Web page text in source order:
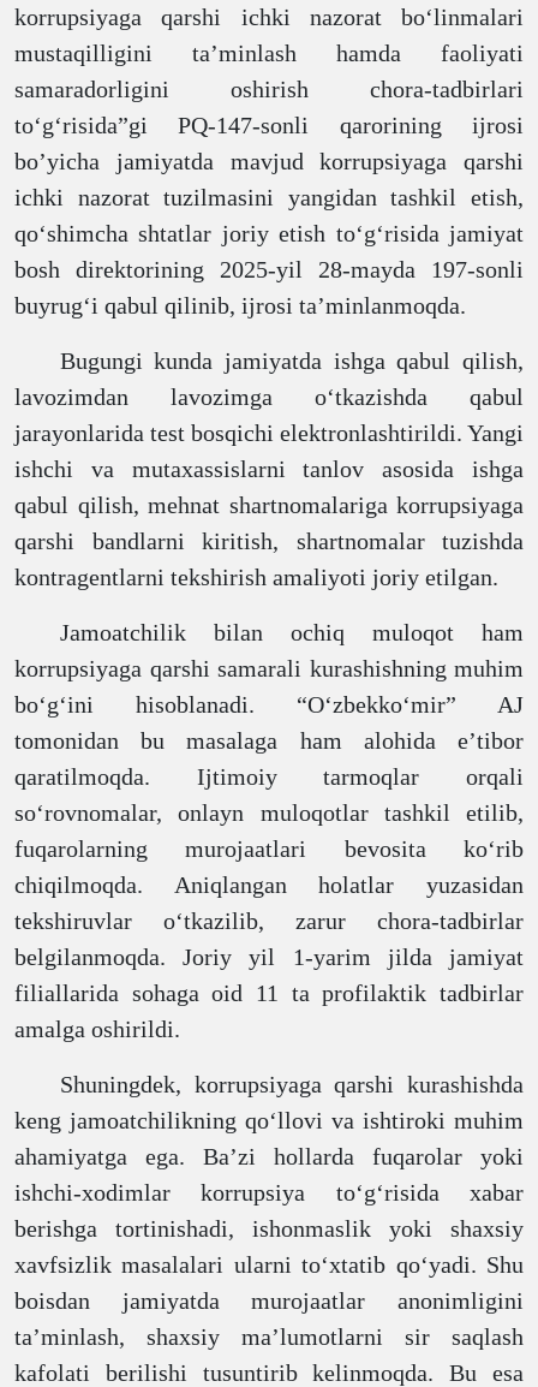
korrupsiyaga qarshi ichki nazorat bo‘linmalari
mustaqilligini ta’minlash hamda faoliyati
samaradorligini oshirish chora-tadbirlari
to‘g‘risida”gi PQ-147-sonli qarorining ijrosi
bo’yicha jamiyatda mavjud korrupsiyaga qarshi
ichki nazorat tuzilmasini yangidan tashkil etish,
qo‘shimcha shtatlar joriy etish to‘g‘risida jamiyat
bosh direktorining 2025-yil 28-mayda 197-sonli
buyrug‘i qabul qilinib, ijrosi ta’minlanmoqda.
Bugungi kunda jamiyatda ishga qabul qilish,
lavozimdan lavozimga o‘tkazishda qabul
jarayonlarida test bosqichi elektronlashtirildi. Yangi
ishchi va mutaxassislarni tanlov asosida ishga
qabul qilish, mehnat shartnomalariga korrupsiyaga
qarshi bandlarni kiritish, shartnomalar tuzishda
kontragentlarni tekshirish amaliyoti joriy etilgan.
Jamoatchilik bilan ochiq muloqot ham
korrupsiyaga qarshi samarali kurashishning muhim
bo‘g‘ini hisoblanadi. “O‘zbekko‘mir” AJ
tomonidan bu masalaga ham alohida e’tibor
qaratilmoqda. Ijtimoiy tarmoqlar orqali
so‘rovnomalar, onlayn muloqotlar tashkil etilib,
fuqarolarning murojaatlari bevosita ko‘rib
chiqilmoqda. Aniqlangan holatlar yuzasidan
tekshiruvlar o‘tkazilib, zarur chora-tadbirlar
belgilanmoqda. Joriy yil 1-yarim jilda jamiyat
filiallarida sohaga oid 11 ta profilaktik tadbirlar
amalga oshirildi.
Shuningdek, korrupsiyaga qarshi kurashishda
keng jamoatchilikning qo‘llovi va ishtiroki muhim
ahamiyatga ega. Ba’zi hollarda fuqarolar yoki
ishchi-xodimlar korrupsiya to‘g‘risida xabar
berishga tortinishadi, ishonmaslik yoki shaxsiy
xavfsizlik masalalari ularni to‘xtatib qo‘yadi. Shu
boisdan jamiyatda murojaatlar anonimligini
ta’minlash, shaxsiy ma’lumotlarni sir saqlash
kafolati berilishi tusuntirib kelinmoqda. Bu esa